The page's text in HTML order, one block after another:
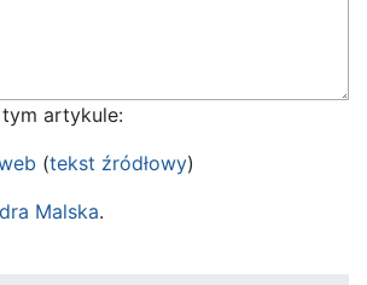
artykule:
(tekst źródłowy)
Malska.